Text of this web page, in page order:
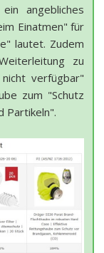
angebliches
Einatmen" für
lautet. Zudem
zu
verfügbar"
zum "Schutz
Partikeln".